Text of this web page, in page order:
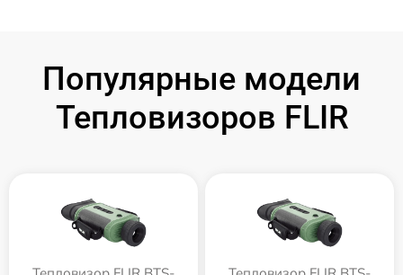
Популярные модели
Тепловизоров FLIR